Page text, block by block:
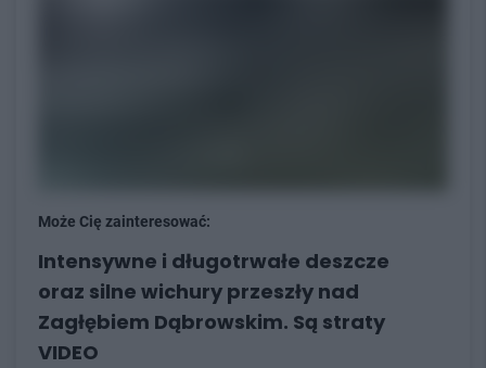
Może Cię zainteresować:
Intensywne i długotrwałe deszcze
oraz silne wichury przeszły nad
Zagłębiem Dąbrowskim. Są straty
VIDEO